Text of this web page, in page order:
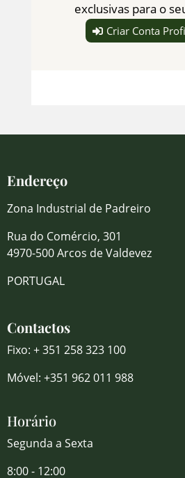
exclusivas para o
Criar Conta
Endereço
Zona Industrial de Padreiro
Rua do Comércio, 301
4970-500 Arcos de Valdevez
PORTUGAL
Contactos
Fixo: + 351 258 323 100
Móvel: +351 962 011 988
Horário
Segunda a Sexta
8:00 - 12:00